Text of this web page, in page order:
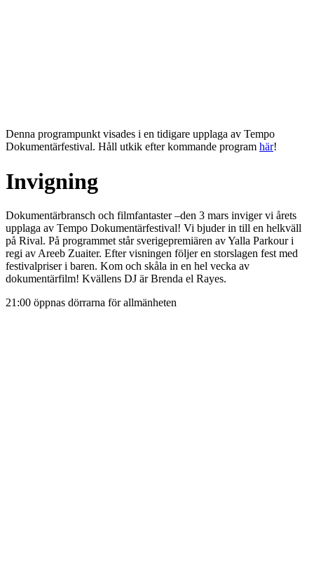
Denna programpunkt visades i en tidigare upplaga av Tempo
Dokumentärfestival. Håll utkik efter kommande program här!
Invigning
Dokumentärbransch och filmfantaster –den 3 mars inviger vi årets
upplaga av Tempo Dokumentärfestival! Vi bjuder in till en helkväll
på Rival. På programmet står sverigepremiären av Yalla Parkour i
regi av Areeb Zuaiter. Efter visningen följer en storslagen fest med
festivalpriser i baren. Kom och skåla in en hel vecka av
dokumentärfilm! Kvällens DJ är Brenda el Rayes.
21:00 öppnas dörrarna för allmänheten